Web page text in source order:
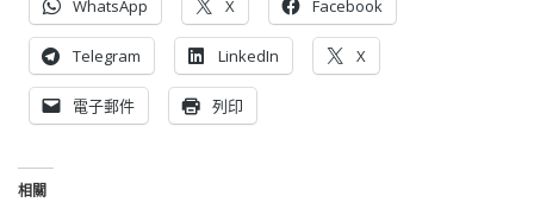
WhatsApp X Facebook
Telegram LinkedIn X
電子郵件 列印
相關